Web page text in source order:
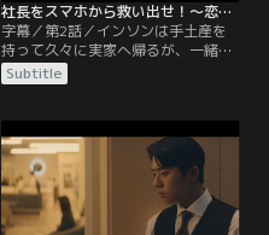
社長をスマホから救い出せ！～恋の力でロック解除～ 第02話／字幕
字幕／第2話／インソンは手土産を
持って久々に実家へ帰るが、一緒に
夕飯を食べているときに父パク・ジ
ェチュンと将来のことについて言い
ングの社長キム・ソンジュは、娘が
待つキャンプ場に向かう途中で他の
車に道を塞がれ…。そんな中、ジェ
チュンの小言から逃げるインソン
は、裏山に登って面接の結果を待っ
ていたが…。
Subtitle